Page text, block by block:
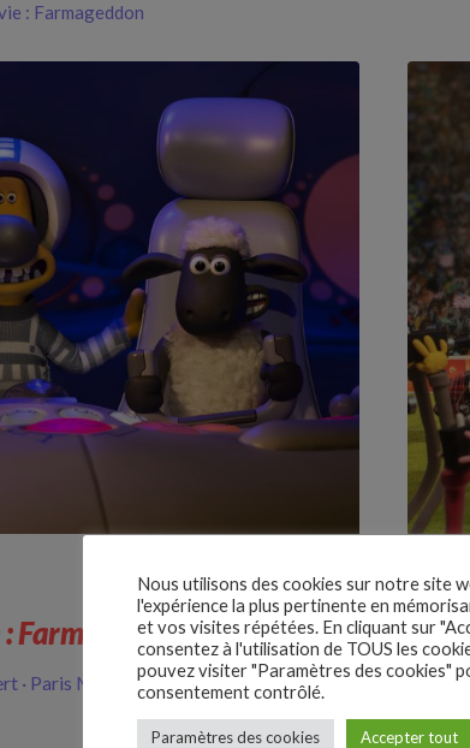
: Farmageddon
Farmageddon
· Paris Mercredi 24 janvier 16h
Nous utilisons des cookies sur notre site
l'expérience la plus pertinente en
et vos visites répétées. En cliquant sur
consentez à l'utilisation de TOUS les
pouvez visiter "Paramètres des cookies"
consentement contrôlé.
Paramètres des cookies Accepter tout